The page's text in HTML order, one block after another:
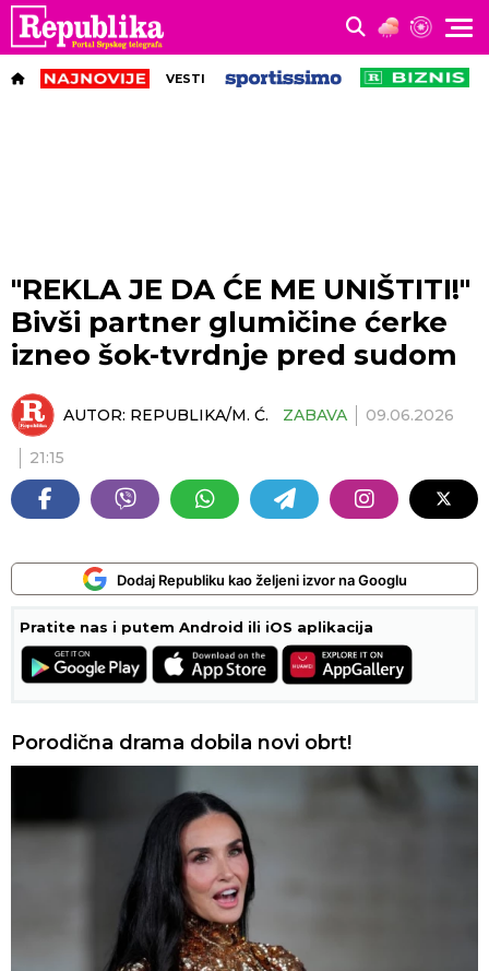
VESTI
"REKLA JE DA ĆE ME UNIŠTITI!"
Bivši partner glumičine ćerke
izneo šok-tvrdnje pred sudom
AUTOR: REPUBLIKA/M. Ć. ZABAVA 09.06.2026
21:15
Dodaj Republiku kao željeni izvor na Googlu
Pratite nas i putem Android ili iOS aplikacija
Porodična drama dobila novi obrt!